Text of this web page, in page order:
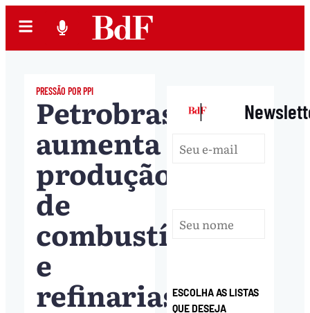
PRESSÃO POR PPI
Petrobras
aumenta
produção
de
combustíveis,
e
refinarias
|
ESCOLHA AS LISTAS
QUE DESEJA